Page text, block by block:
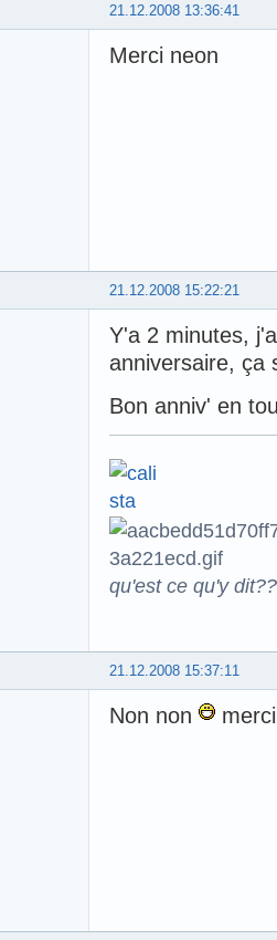
21.12.2008 13:36:41
Merci neon
21.12.2008 15:22:21
Y'a 2 minutes,
anniversaire, ça
Bon anniv' en
qu'est ce qu'y
21.12.2008 15:37:11
Non non